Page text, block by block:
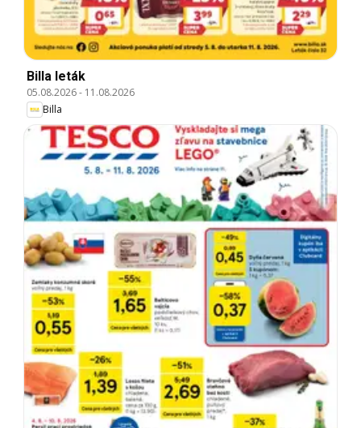
Billa leták
05.08.2026- 11.08.2026
Billa